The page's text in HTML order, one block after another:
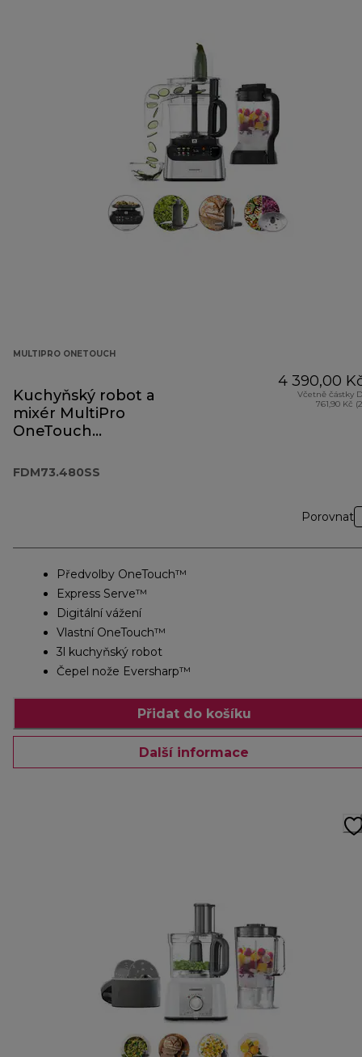
MULTIPRO ONETOUCH
Kuchyňský robot a
mixér MultiPro
OneTouch
FDM73.480SS
4 390,00
Včetně částky
761,90 Kč
Porovnat
Předvolby OneTouch™
Express Serve™
Digitální vážení
Vlastní OneTouch™
3l kuchyňský robot
Čepel nože Eversharp™
Přidat do košíku
Další informace